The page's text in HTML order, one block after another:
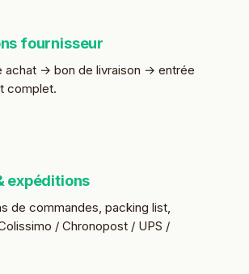
fournisseur
achat → bon de livraison → entrée
complet.
expéditions
de commandes, packing list,
/ Chronopost / UPS /